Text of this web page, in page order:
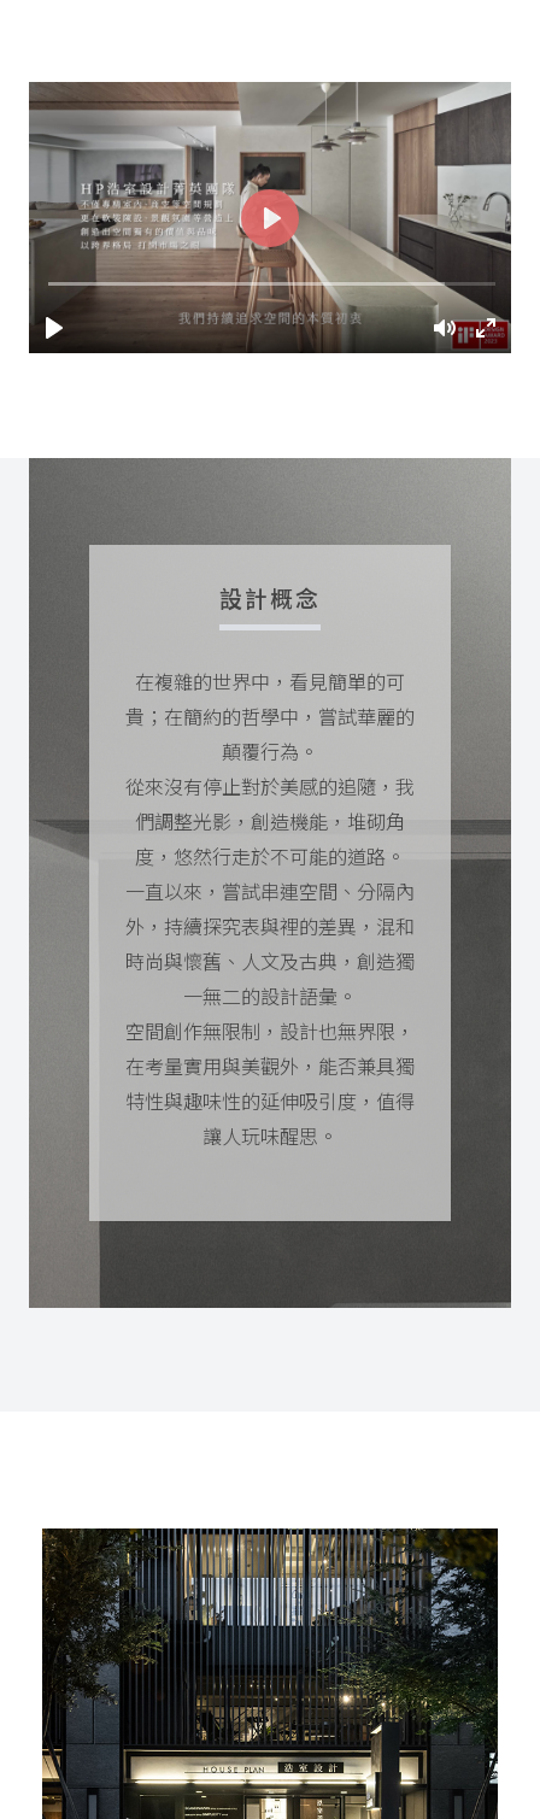
設計概念
在複雜的世界中，看見簡單的可
貴；在簡約的哲學中，嘗試華麗的
顛覆行為。
從來沒有停止對於美感的追隨，我
們調整光影，創造機能，堆砌角
度，悠然行走於不可能的道路。
一直以來，嘗試串連空間、分隔內
外，持續探究表與裡的差異，混和
時尚與懷舊、人文及古典，創造獨
一無二的設計語彙。
空間創作無限制，設計也無界限，
在考量實用與美觀外，能否兼具獨
特性與趣味性的延伸吸引度，值得
讓人玩味醒思。